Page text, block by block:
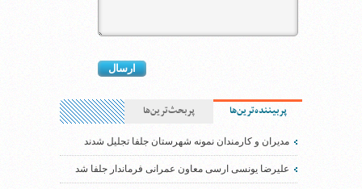
پربیننده‌ترین‌ها پربحث‌ترین‌ها
مدیران و کارمندان نمونه شهرستان جلفا تجلیل شدند
علیرضا یونسی ارسی معاون عمرانی فرماندار جلفا شد